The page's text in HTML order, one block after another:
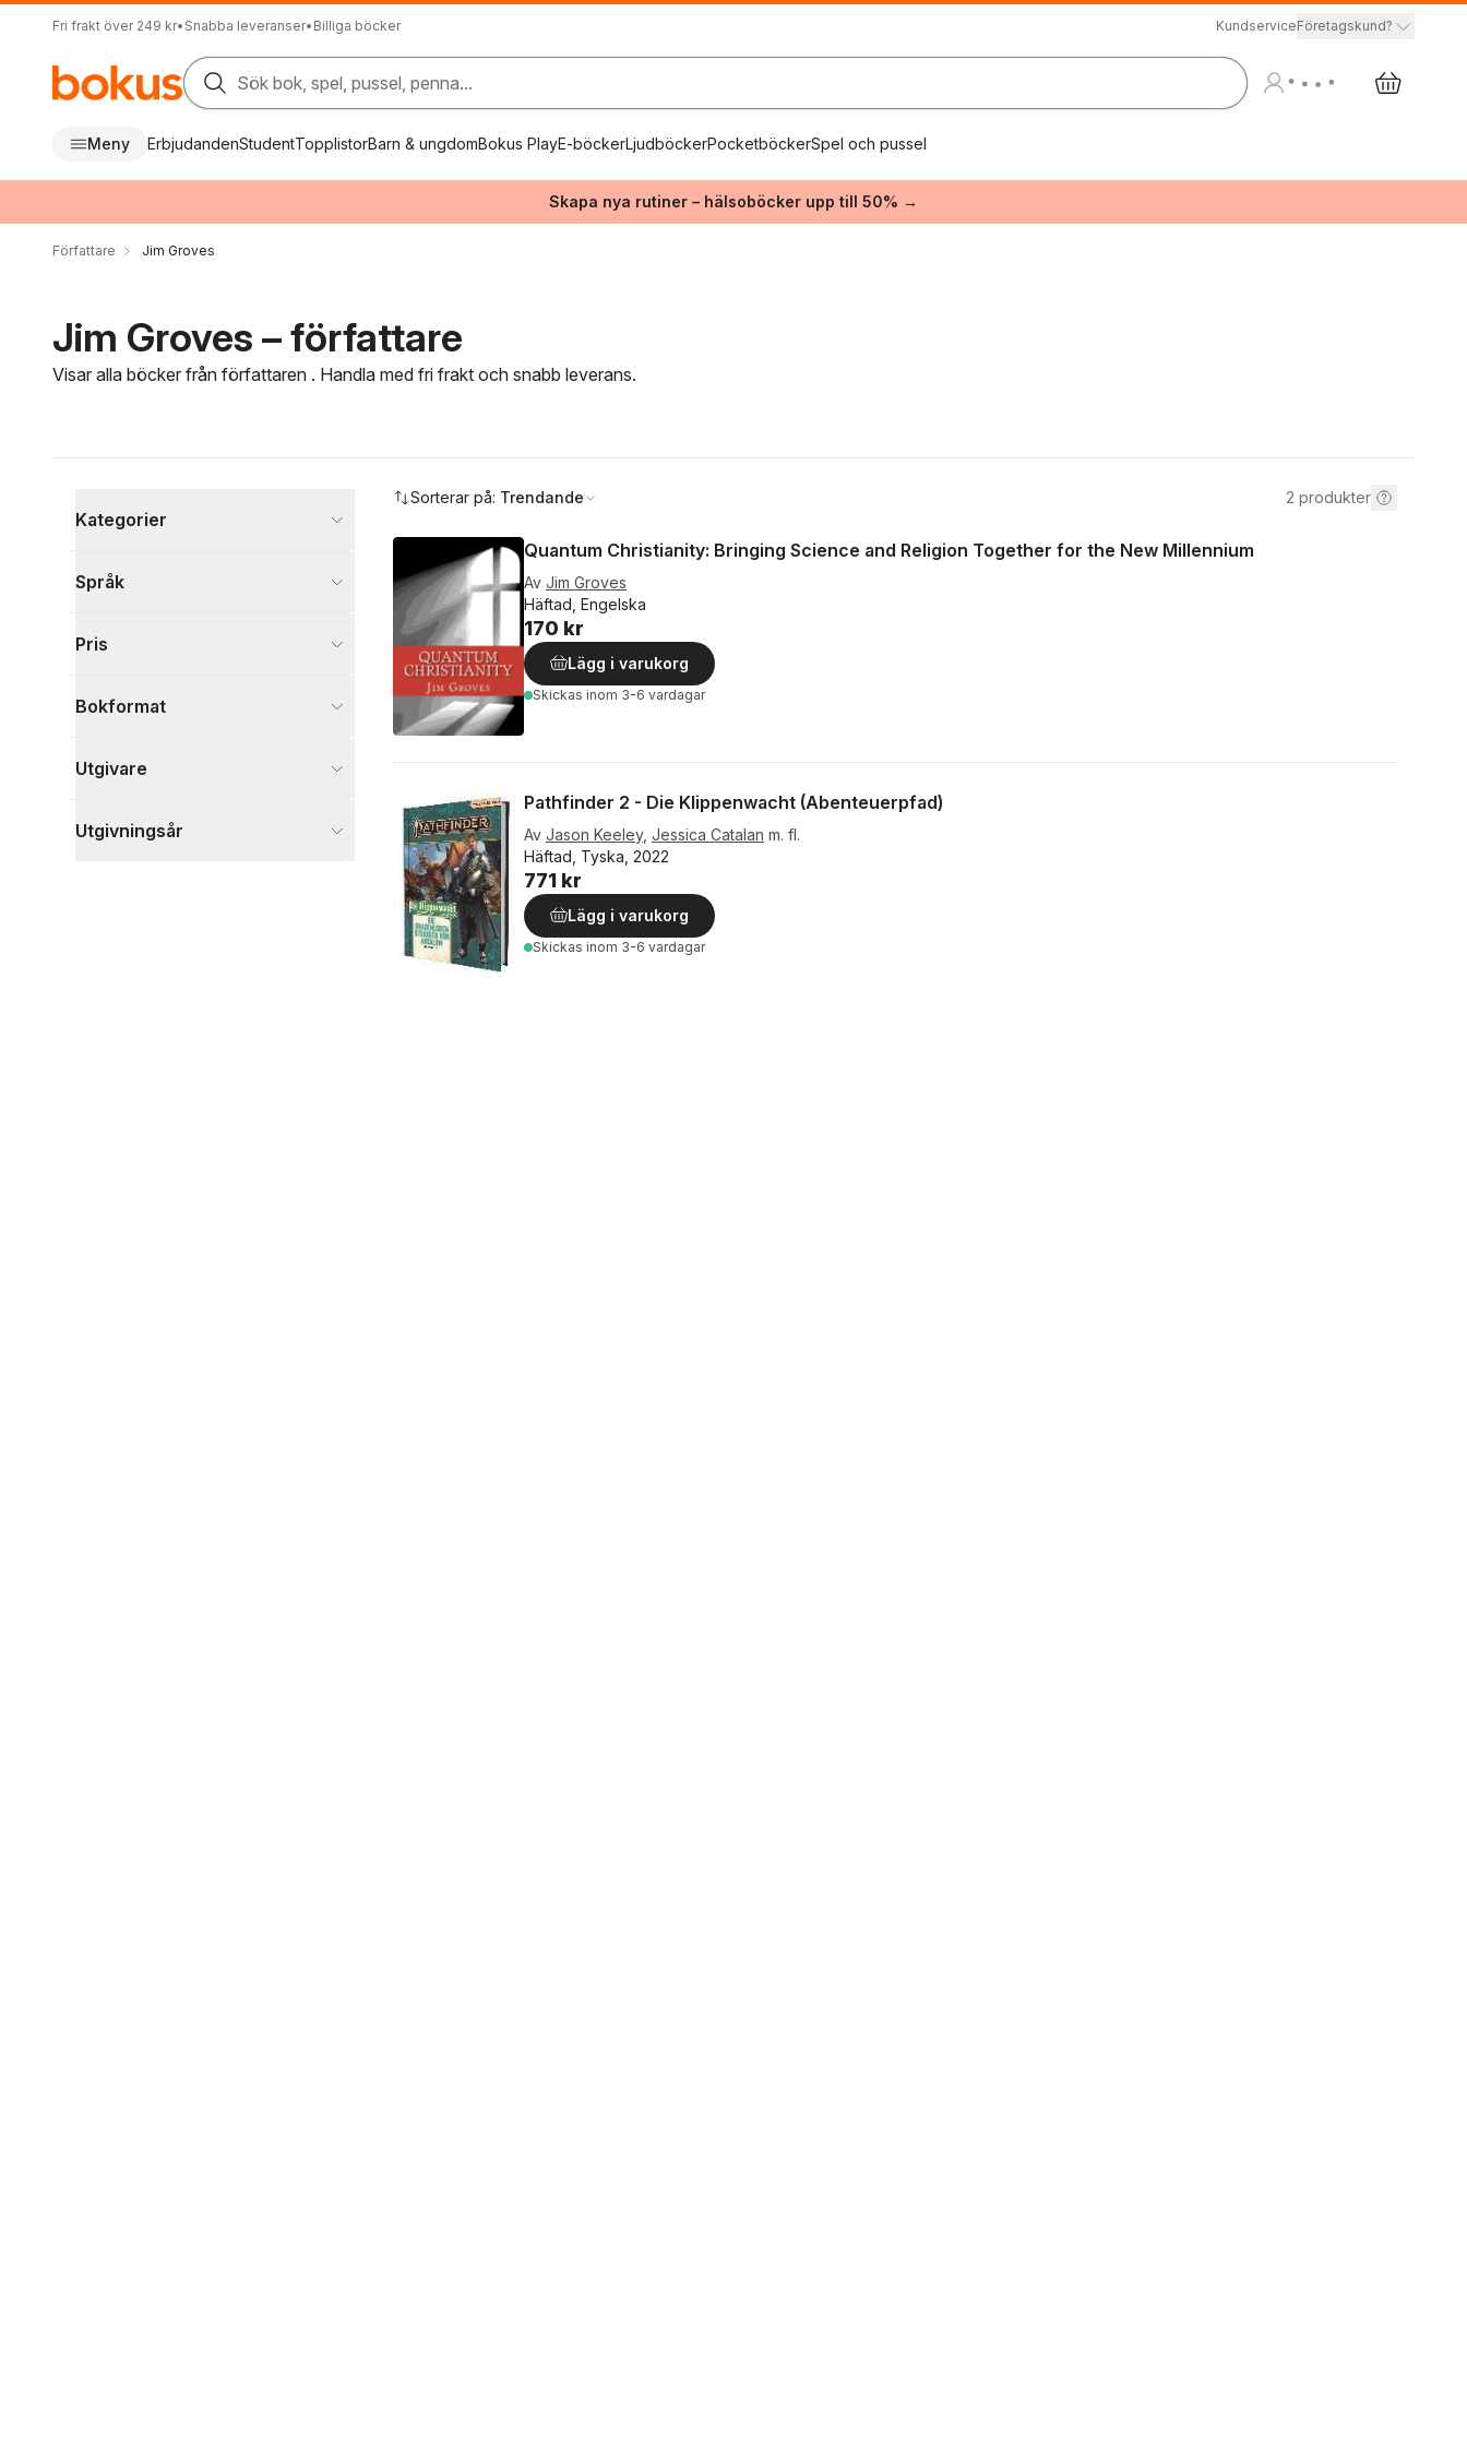
Fri frakt över 249 kr• Snabba leveranser• Billiga böcker KundserviceFöretagskund?
Sök bok, spel, pussel, penna...
Meny ErbjudandenStudentTopplistorBarn & ungdomBokus PlayE-böckerLjudböckerPocketböckerSpel och pussel
Skapa nya rutiner – hälsoböcker upp till 50% →
Författare Jim Groves
Jim Groves – författare
Visar alla böcker från författaren . Handla med fri frakt och snabb leverans.
Kategorier
Visa fler
Språk
Pris
Bokformat
Utgivare
Utgivningsår
Sorterar på: Trendande 2 produkter
Quantum Christianity: Bringing Science and Religion Together for the New Millennium
Av Jim Groves
Häftad, Engelska
170 kr
Lägg i varukorg
Skickas inom 3-6 vardagar
Pathfinder 2 - Die Klippenwacht (Abenteuerpfad)
Av Jason Keeley, Jessica Catalan m. fl.
Häftad, Tyska, 2022
771 kr
Lägg i varukorg
Skickas inom 3-6 vardagar